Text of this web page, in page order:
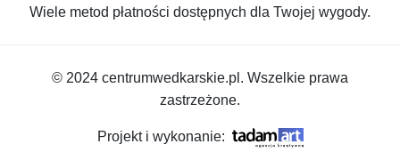
Wiele metod płatności dostępnych dla Twojej wygody.
© 2024 centrumwedkarskie.pl. Wszelkie prawa
zastrzeżone.
Projekt i wykonanie: